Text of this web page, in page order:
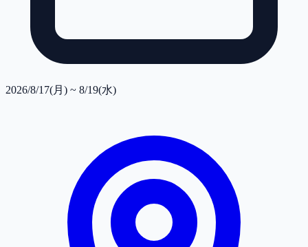
2026/8/17(月) ~ 8/19(水)